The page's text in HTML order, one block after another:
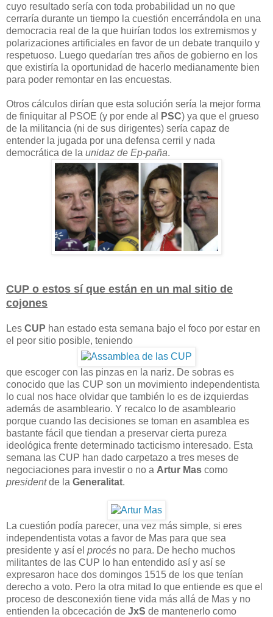
cuyo resultado sería con toda probabilidad un no que
cerraría durante un tiempo la cuestión encerrándola en una
democracia real de la que huirían todos los extremismos y
polarizaciones artificiales en favor de un debate tranquilo y
respetuoso. Luego quedarían tres años de gobierno en los
que existiría la oportunidad de hacerlo medianamente bien
para poder remontar en las encuestas.
Otros cálculos dirían que esta solución sería la mejor forma
de finiquitar al PSOE (y por ende al
PSC) ya que el grueso
de la militancia (ni de sus dirigentes) sería capaz de
entender la jugada por una defensa cerril y nada
democrática de la unidaz de Ep-paña.
CUP o estos sí que están en un mal sitio de
cojones
Les CUP han estado esta semana bajo el foco por estar en
el peor sitio posible, teniendo
que escoger con las pinzas en la nariz. De sobras es
conocido que las CUP son un movimiento independentista
lo cual nos hace olvidar que también lo es de izquierdas
además de asambleario. Y recalco lo de asambleario
porque cuando las decisiones se toman en asamblea es
bastante fácil que tiendan a preservar cierta pureza
ideológica frente determinado tacticismo interesado. Esta
semana las CUP han dado carpetazo a tres meses de
negociaciones para investir o no a Artur Mas como
presidentde la Generalitat.
La cuestión podía parecer, una vez más simple, si eres
independentista votas a favor de Mas para que sea
presidente y así el procés no para. De hecho muchos
militantes de las CUP lo han entendido así y así se
expresaron hace dos domingos 1515 de los que tenían
derecho a voto. Pero la otra mitad lo que entiende es que el
proceso de desconexión tiene vida más allá de Mas y no
entienden la obcecación de JxS de mantenerlo como